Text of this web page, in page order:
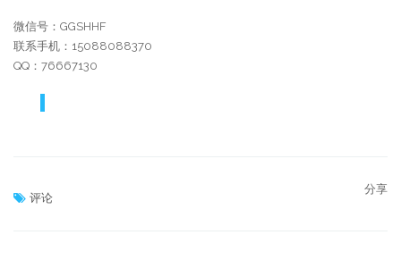
微信号：GGSHHF
联系手机：15088088370
QQ：76667130
评论
分享